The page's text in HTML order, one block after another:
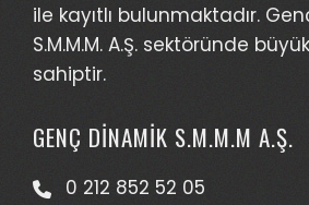
ile kayıtlı bulunmaktadır.
S.M.M.M. A.Ş. sektöründe
sahiptir.
GENÇ DINAMIK S.M.M.M A.Ş.
0 212 852 52 05